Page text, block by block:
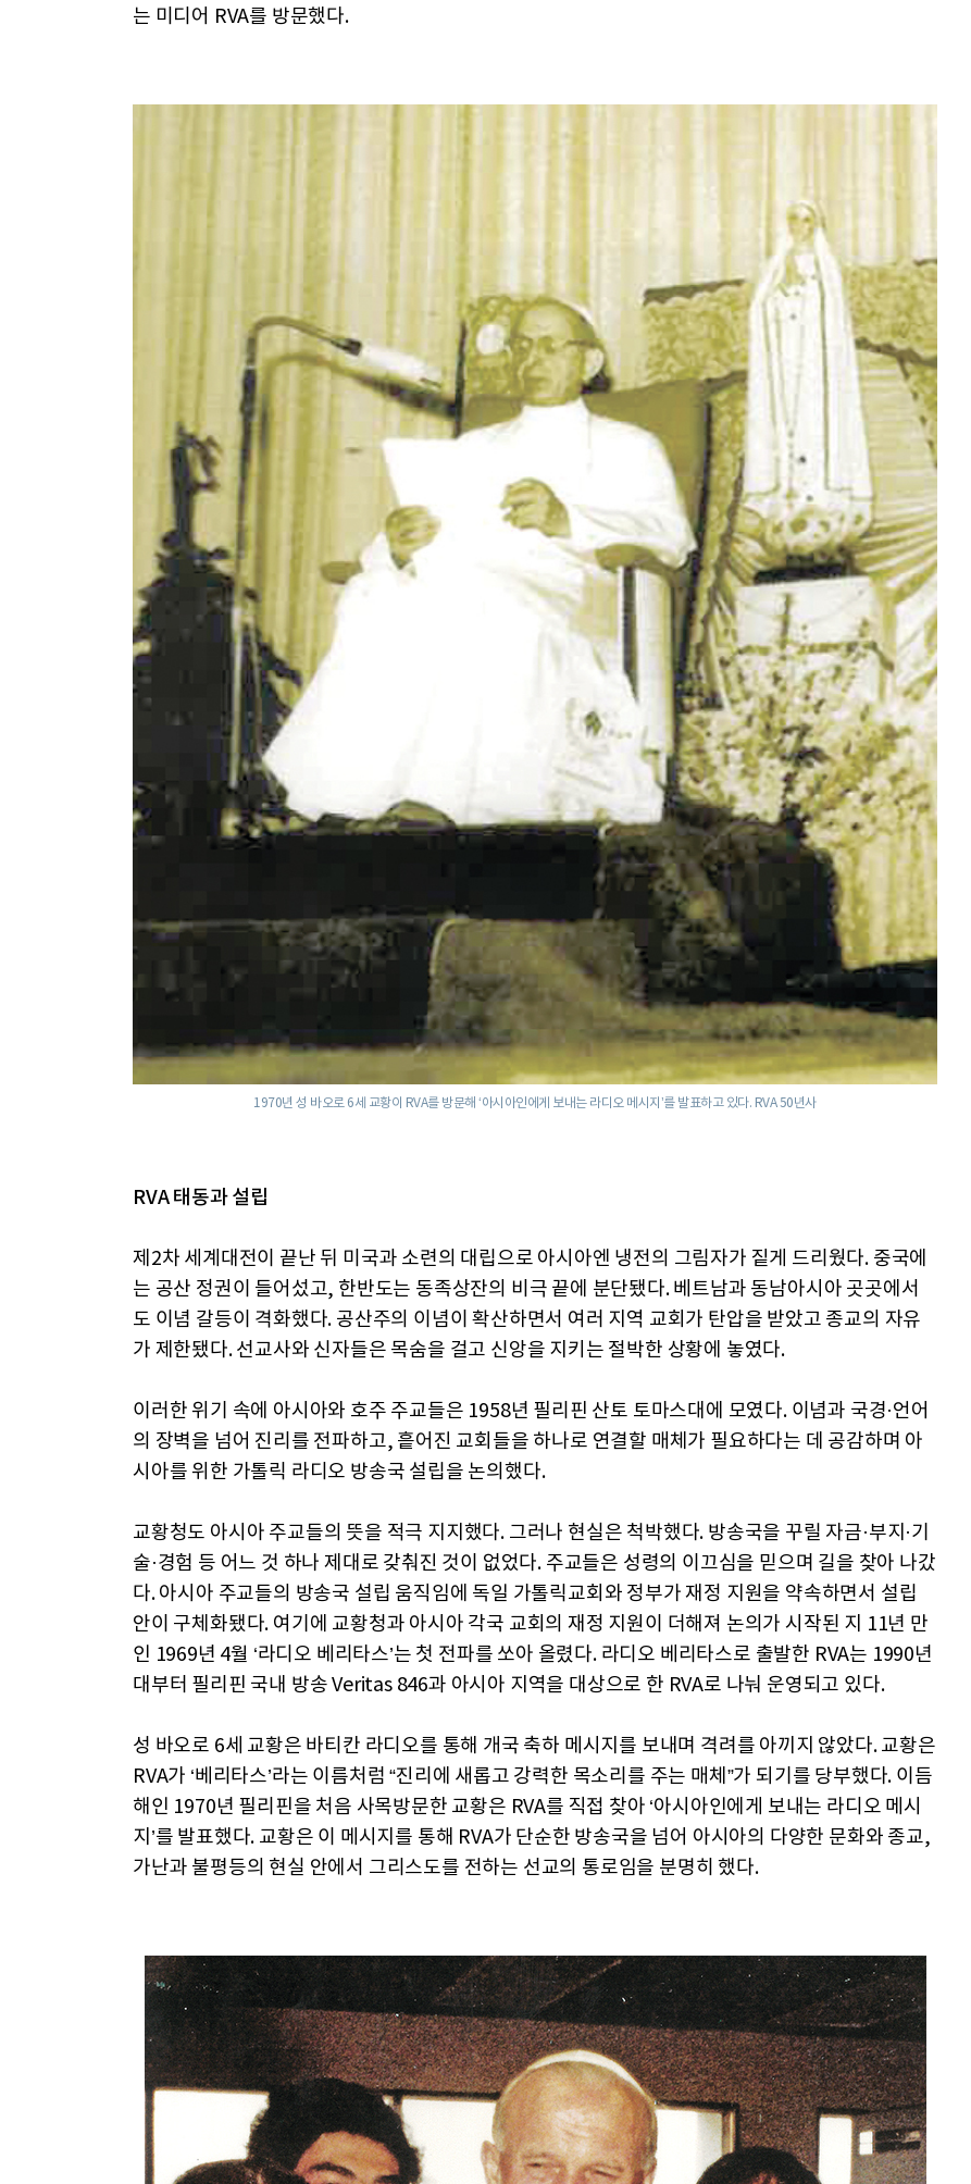
는 미디어 RVA를 방문했다.
1970년 성 바오로 6세 교황이 RVA를 방문해 ‘아시아인에게 보내는 라디오 메시지’를 발표하고 있다. RVA 50년사
RVA 태동과 설립
제2차 세계대전이 끝난 뒤 미국과 소련의 대립으로 아시아엔 냉전의 그림자가 짙게 드리웠다. 중국에
는 공산 정권이 들어섰고, 한반도는 동족상잔의 비극 끝에 분단됐다. 베트남과 동남아시아 곳곳에서
도 이념 갈등이 격화했다. 공산주의 이념이 확산하면서 여러 지역 교회가 탄압을 받았고 종교의 자유
가 제한됐다. 선교사와 신자들은 목숨을 걸고 신앙을 지키는 절박한 상황에 놓였다.
이러한 위기 속에 아시아와 호주 주교들은 1958년 필리핀 산토 토마스대에 모였다. 이념과 국경·언어
의 장벽을 넘어 진리를 전파하고, 흩어진 교회들을 하나로 연결할 매체가 필요하다는 데 공감하며 아
시아를 위한 가톨릭 라디오 방송국 설립을 논의했다.
교황청도 아시아 주교들의 뜻을 적극 지지했다. 그러나 현실은 척박했다. 방송국을 꾸릴 자금·부지·기
술·경험 등 어느 것 하나 제대로 갖춰진 것이 없었다. 주교들은 성령의 이끄심을 믿으며 길을 찾아 나갔
다. 아시아 주교들의 방송국 설립 움직임에 독일 가톨릭교회와 정부가 재정 지원을 약속하면서 설립
안이 구체화됐다. 여기에 교황청과 아시아 각국 교회의 재정 지원이 더해져 논의가 시작된 지 11년 만
인 1969년 4월 ‘라디오 베리타스’는 첫 전파를 쏘아 올렸다. 라디오 베리타스로 출발한 RVA는 1990년
대부터 필리핀 국내 방송 Veritas 846과 아시아 지역을 대상으로 한 RVA로 나눠 운영되고 있다.
성 바오로 6세 교황은 바티칸 라디오를 통해 개국 축하 메시지를 보내며 격려를 아끼지 않았다. 교황은
RVA가 ‘베리타스’라는 이름처럼 “진리에 새롭고 강력한 목소리를 주는 매체”가 되기를 당부했다. 이듬
해인 1970년 필리핀을 처음 사목방문한 교황은 RVA를 직접 찾아 ‘아시아인에게 보내는 라디오 메시
지’를 발표했다. 교황은 이 메시지를 통해 RVA가 단순한 방송국을 넘어 아시아의 다양한 문화와 종교,
가난과 불평등의 현실 안에서 그리스도를 전하는 선교의 통로임을 분명히 했다.